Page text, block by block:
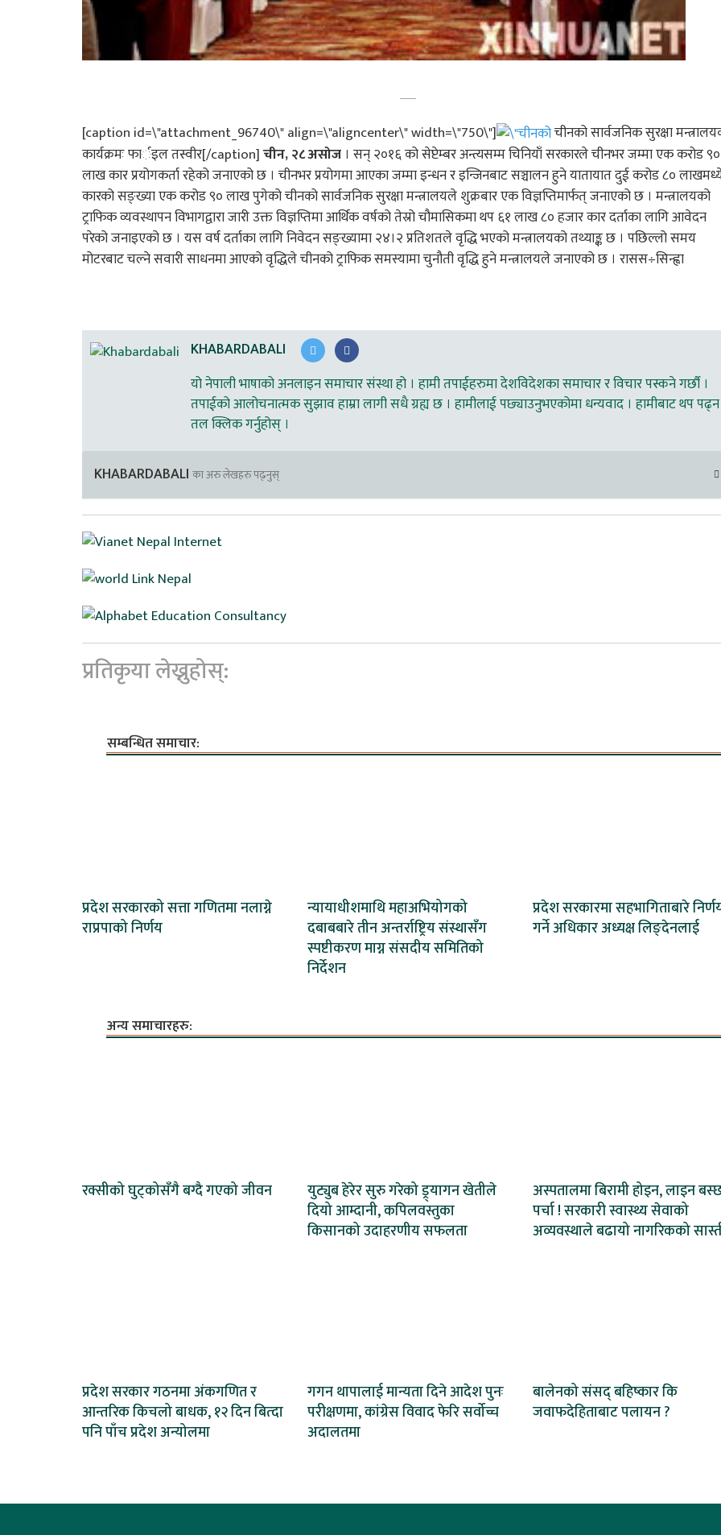
[caption id=\"attachment_96740\" align=\"aligncenter\" width=\"750\"]
चीनको सार्वजनिक सुरक्षा
कार्यक्रमः फार्इल तस्वीर[/caption]चीन, २८ असोज । सन् २०१६ को सेप्टेम्बर अन्त्यसम्म चिनियाँ सरकारले चीनभर जम्मा एक करोड ९०
लाख कार प्रयोगकर्ता रहेको जनाएको छ । चीनभर प्रयोगमा आएका जम्मा इन्धन र इन्जिनबाट सञ्चालन हुने यातायात दुई करोड ८०
कारको सङ्ख्या एक करोड ९० लाख पुगेको चीनको सार्वजनिक सुरक्षा मन्त्रालयले शुक्रबार एक विज्ञप्तिमार्फत् जनाएको छ । मन्त्रालयको
ट्राफिक व्यवस्थापन विभागद्वारा जारी उक्त विज्ञप्तिमा आर्थिक वर्षको तेस्रो चौमासिकमा थप ६१ लाख ८० हजार कार दर्ताका लागि आवेदन
परेको जनाइएको छ । यस वर्ष दर्ताका लागि निवेदन सङ्ख्यामा २४।२ प्रतिशतले वृद्धि भएको मन्त्रालयको तथ्याङ्क छ । पछिल्लो समय
मोटरबाट चल्ने सवारी साधनमा आएको वृद्धिले चीनको ट्राफिक समस्यामा चुनौती वृद्धि हुने मन्त्रालयले जनाएको छ । रासस÷सिन्ह्वा
KHABARDABALI
यो नेपाली भाषाको अनलाइन समाचार संस्था हो । हामी तपाईहरुमा देशविदेशका समाचार र विचार पस्कने गर्छौ ।
तपाईको आलोचनात्मक सुझाव हाम्रा लागी सधै ग्रह्य छ । हामीलाई पछ्याउनुभएकोमा धन्यवाद । हामीबाट थप पढ्न
तल क्लिक गर्नुहोस् ।
KHABARDABALI का अरु लेखहरु पढ्नुस्
प्रतिकृया लेख्नुहोस्:
सम्बन्धित समाचार:
प्रदेश सरकारको सत्ता गणितमा नलाग्ने
राप्रपाको निर्णय
न्यायाधीशमाथि महाअभियोगको
दबाबबारे तीन अन्तर्राष्ट्रिय संस्थासँग
स्पष्टीकरण माग्न संसदीय समितिको
निर्देशन
प्रदेश सरकारमा सहभागिताबारे
गर्ने अधिकार अध्यक्ष लिङ्देनलाई
अन्य समाचारहरु:
रक्सीको घुट्कोसँगै बग्दै गएको जीवन
युट्युब हेरेर सुरु गरेको ड्र्यागन खेतीले
दियो आम्दानी, कपिलवस्तुका
किसानको उदाहरणीय सफलता
अस्पतालमा बिरामी होइन, लाइन
पर्चा ! सरकारी स्वास्थ्य सेवाको
अव्यवस्थाले बढायो नागरिकको
प्रदेश सरकार गठनमा अंकगणित र
आन्तरिक किचलो बाधक, १२ दिन बित्दा
पनि पाँच प्रदेश अन्योलमा
गगन थापालाई मान्यता दिने आदेश पुनः
परीक्षणमा, कांग्रेस विवाद फेरि सर्वोच्च
अदालतमा
बालेनको संसद् बहिष्कार कि
जवाफदेहिताबाट पलायन ?